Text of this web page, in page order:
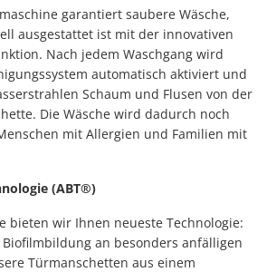
garantiert saubere Wäsche,
ausgestattet ist mit der innovativen
Nach jedem Waschgang wird
automatisch aktiviert und
Schaum und Flusen von der
Die Wäsche wird dadurch noch
mit Allergien und Familien mit
(ABT®)
bieten wir Ihnen neueste Technologie:
an besonders anfälligen
Türmanschetten aus einem